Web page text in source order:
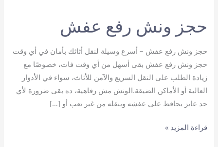
حجز ونش رفع عفش
حجز ونش رفع عفش – أسرع وسيلة لنقل أثاثك بأمان في أي وقت
حجز ونش رفع عفش بقى أسهل من أي وقت فات، خصوصًا مع
زيادة الطلب على النقل السريع والآمن للأثاث، سواء في الأدوار
العالية أو الأماكن الضيقة.الونش مش رفاهية، ده بقى ضرورة لأي
حد عايز يحافظ على عفشه وينقله من غير تعب أو […]
حجز
قراءة المزيد »